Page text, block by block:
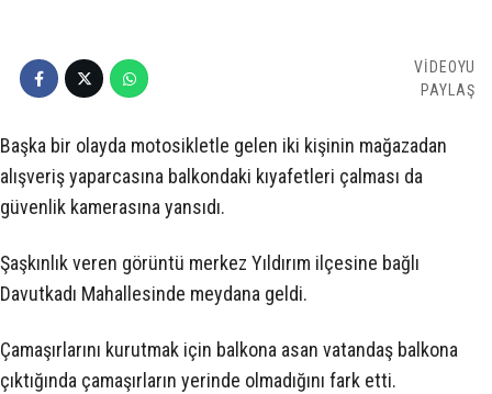
VİDEOYU
PAYLAŞ
Başka bir olayda motosikletle gelen iki kişinin mağazadan
alışveriş yaparcasına balkondaki kıyafetleri çalması da
güvenlik kamerasına yansıdı.
Şaşkınlık veren görüntü merkez Yıldırım ilçesine bağlı
Davutkadı Mahallesinde meydana geldi.
Çamaşırlarını kurutmak için balkona asan vatandaş balkona
çıktığında çamaşırların yerinde olmadığını fark etti.